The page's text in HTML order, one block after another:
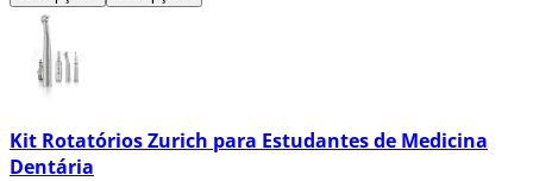
Kit Rotatórios Zurich para Estudantes de Medicina
Dentária